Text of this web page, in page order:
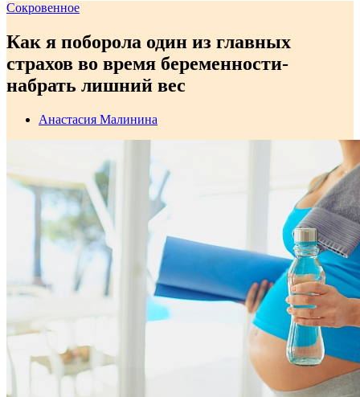
Сокровенное
Как я поборола один из главных
страхов во время беременности-
набрать лишний вес
Анастасия Малинина